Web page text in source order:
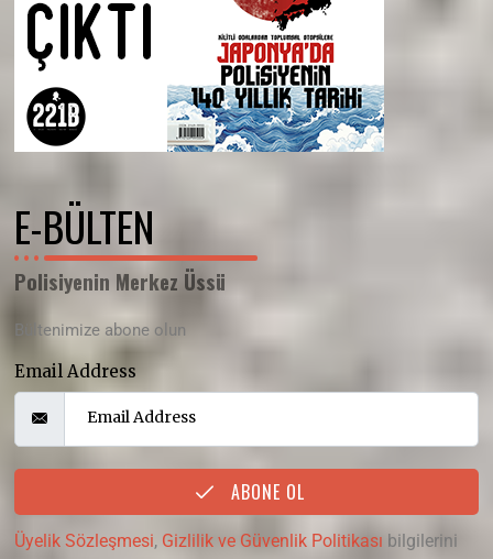
E-BÜLTEN
Polisiyenin Merkez Üssü
Bültenimize abone olun
Email Address
ABONE OL
Üyelik Sözleşmesi, Gizlilik ve Güvenlik Politikası bilgilerini